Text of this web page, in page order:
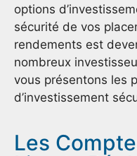
options
sécurité de vos
rendements est
nombreux
vous présentons les
d’investissement
Les